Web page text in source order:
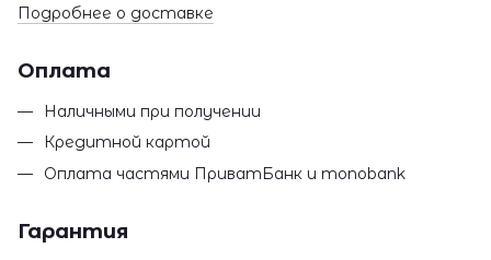
Подробнее о доставке
Оплата
Наличными при получении
Кредитной картой
Оплата частями ПриватБанк и monobank
Гарантия